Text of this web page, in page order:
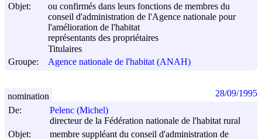
Objet:
ou confirmés dans leurs fonctions de membres du
conseil d'administration de l'Agence nationale pour
l'amélioration de l'habitat
représentants des propriétaires
Titulaires
Groupe:
Agence nationale de l'habitat (ANAH)
De:
Pelenc (Michel)
directeur de la Fédération nationale de l'habitat rural
Objet:
membre suppléant du conseil d'administration de
nomination 28/09/1995